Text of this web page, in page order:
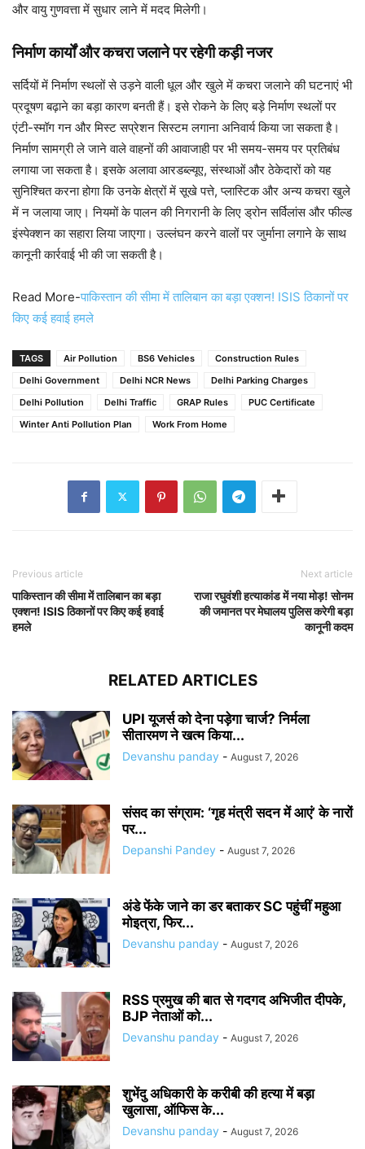
और वायु गुणवत्ता में सुधार लाने में मदद मिलेगी।
निर्माण कार्यों और कचरा जलाने पर रहेगी कड़ी नजर
सर्दियों में निर्माण स्थलों से उड़ने वाली धूल और खुले में कचरा जलाने की घटनाएं भी
प्रदूषण बढ़ाने का बड़ा कारण बनती हैं। इसे रोकने के लिए बड़े निर्माण स्थलों पर
एंटी-स्मॉग गन और मिस्ट सप्रेशन सिस्टम लगाना अनिवार्य किया जा सकता है।
निर्माण सामग्री ले जाने वाले वाहनों की आवाजाही पर भी समय-समय पर प्रतिबंध
लगाया जा सकता है। इसके अलावा आरडब्ल्यूए, संस्थाओं और ठेकेदारों को यह
सुनिश्चित करना होगा कि उनके क्षेत्रों में सूखे पत्ते, प्लास्टिक और अन्य कचरा खुले
में न जलाया जाए। नियमों के पालन की निगरानी के लिए ड्रोन सर्विलांस और फील्ड
इंस्पेक्शन का सहारा लिया जाएगा। उल्लंघन करने वालों पर जुर्माना लगाने के साथ
कानूनी कार्रवाई भी की जा सकती है।
Read More-पाकिस्तान की सीमा में तालिबान का बड़ा एक्शन! ISIS ठिकानों पर
किए कई हवाई हमले
TAGS Air Pollution BS6 Vehicles
Construction Rules
Delhi Government
Delhi NCR News
Delhi Parking Charges
Delhi Pollution
Delhi Traffic GRAP Rules
PUC Certificate
Winter Anti Pollution Plan
Work From Home
Previous article
पाकिस्तान की सीमा में तालिबान का बड़ा
एक्शन! ISIS ठिकानों पर किए कई हवाई
हमले
Next article
राजा रघुवंशी हत्याकांड में नया मोड़! सोनम
की जमानत पर मेघालय पुलिस करेगी बड़ा
कानूनी कदम
RELATED ARTICLES
UPI यूजर्स को देना पड़ेगा चार्ज? निर्मला
सीतारमण ने खत्म किया...
Devanshu panday - August 7, 2026
संसद का संग्राम: ‘गृह मंत्री सदन में आएं’ के नारों
पर...
Depanshi Pandey - August 7, 2026
अंडे फेंके जाने का डर बताकर SC पहुंचीं महुआ
मोइत्रा, फिर...
Devanshu panday - August 7, 2026
RSS प्रमुख की बात से गदगद अभिजीत दीपके,
BJP नेताओं को...
Devanshu panday - August 7, 2026
शुभेंदु अधिकारी के करीबी की हत्या में बड़ा
खुलासा, ऑफिस के...
Devanshu panday - August 7, 2026